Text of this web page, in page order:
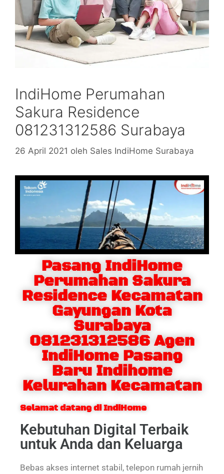
IndiHome Perumahan
Sakura Residence
081231312586 Surabaya
26 April 2021 oleh Sales IndiHome Surabaya
Pasang IndiHome
Perumahan Sakura
Residence Kecamatan
Gayungan Kota
Surabaya
081231312586 Agen
IndiHome Pasang
Baru Indihome
Kelurahan Kecamatan
Selamat datang di IndiHome
Kebutuhan Digital Terbaik
untuk Anda dan Keluarga
Bebas akses internet stabil, telepon rumah jernih